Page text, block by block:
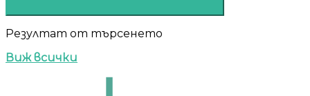
Резултат от търсенето
Виж всички